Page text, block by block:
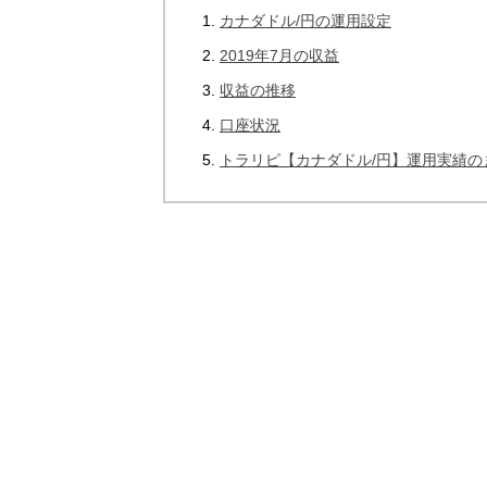
カナダドル/円の運用設定
2019年7月の収益
収益の推移
口座状況
トラリピ【カナダドル/円】運用実績の